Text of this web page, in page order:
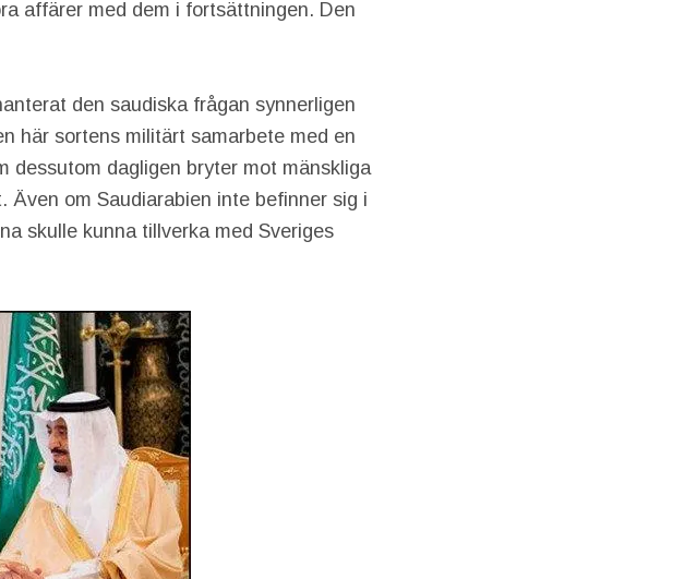
affärer med dem i fortsättningen. Den
den saudiska frågan synnerligen
här sortens militärt samarbete med en
dessutom dagligen bryter mot mänskliga
om Saudiarabien inte befinner sig i
skulle kunna tillverka med Sveriges